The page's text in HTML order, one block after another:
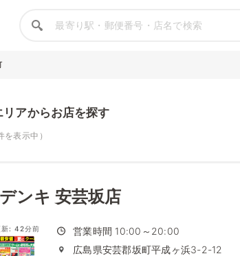
リアからお店を探す
表示中）
ンキ 安芸坂店
新: 42分前
営業時間 10:00～20:00
広島県安芸郡坂町平成ヶ浜3-2-12